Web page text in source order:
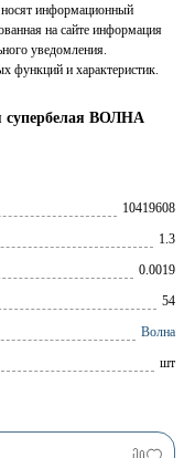
супербелая ВОЛНА
10419608
1.3
0.0019
54
Волна
шт
носят информационный
на сайте информация
уведомления.
функций и характеристик.